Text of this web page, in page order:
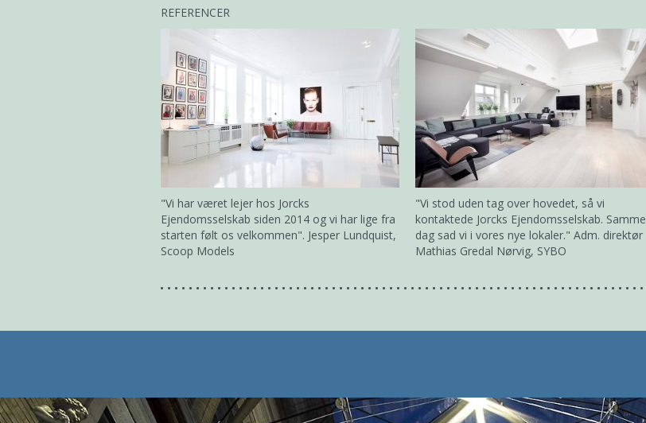
REFERENCER
"Vi har været lejer hos Jorcks
Ejendomsselskab siden 2014 og vi har lige fra
starten følt os velkommen". Jesper Lundquist,
Scoop Models
"Vi stod uden tag over hovedet, så vi
kontaktede Jorcks Ejendomsselskab. Samme
dag sad vi i vores nye lokaler." Adm. direktør
Mathias Gredal Nørvig, SYBO